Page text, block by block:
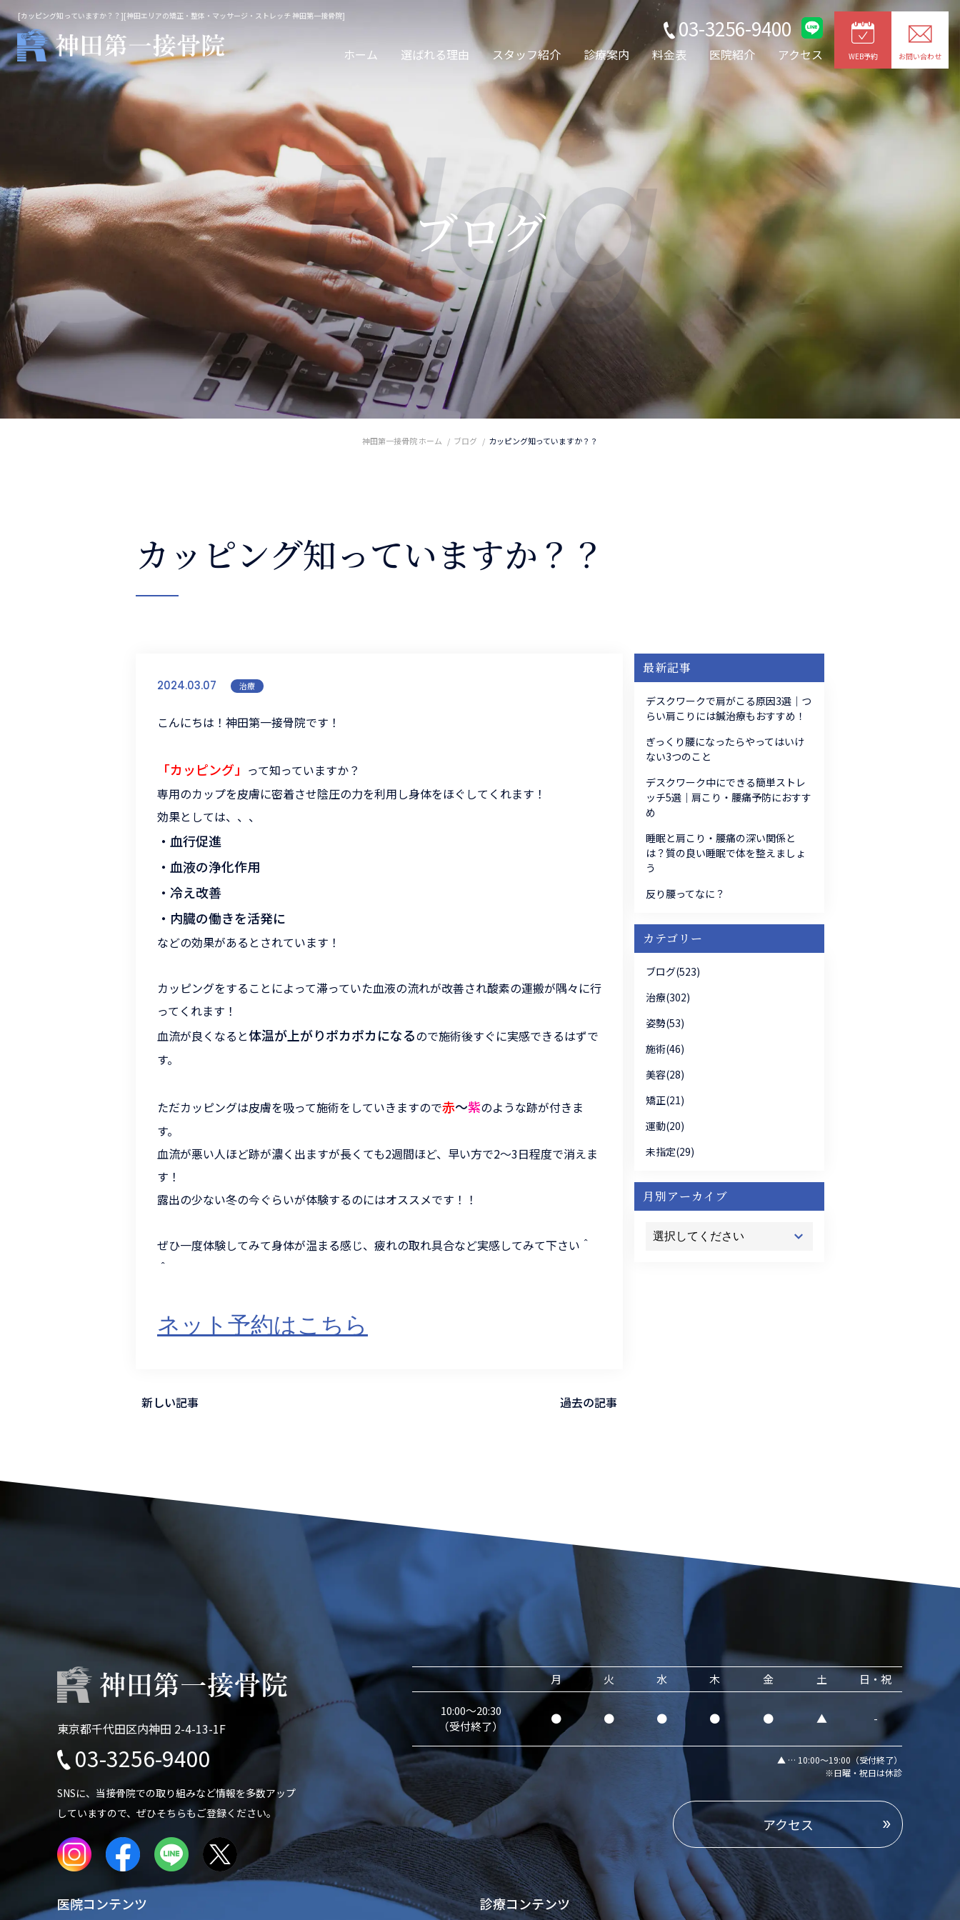
[カッピング知っていますか？？][神田エリアの矯正・整体・マッサージ・ストレッチ 神田第一接骨院] 03-3256-9400
ホーム 選ばれる理由 スタッフ紹介 診療案内
整体・鍼灸 マッサージ・保険診療 交通事故 JOYトレ・キャビプロ
院長施術 不眠治療・頭痛治療 カッピング・ストレッチ
整体コラム
料金表 医院紹介 アクセス WEB予約 お問い合わせ
Blog
ブログ
神田第一接骨院 ホーム ブログ カッピング知っていますか？？
カッピング知っていますか？？
2024.03.07 治療
こんにちは！神田第一接骨院です！
「カッピング」 って知っていますか？
専用のカップを皮膚に密着させ陰圧の力を利用し身体をほぐしてくれます！
効果としては、、、
・血行促進
・血液の浄化作用
・冷え改善
・内臓の働きを活発に
などの効果があるとされています！
カッピングをすることによって滞っていた血液の流れが改善され酸素の運搬が隅々に行
ってくれます！
血流が良くなると体温が上がりポカポカになるので施術後すぐに実感できるはずで
す。
ただカッピングは皮膚を吸って施術をしていきますので赤～紫のような跡が付きま
す。
血流が悪い人ほど跡が濃く出ますが長くても2週間ほど、早い方で2～3日程度で消えま
す！
露出の少ない冬の今ぐらいが体験するのにはオススメです！！
ぜひ一度体験してみて身体が温まる感じ、疲れの取れ具合など実感してみて下さい＾
＾
ネット予約はこちら
新しい記事 過去の記事
最新記事
デスクワークで肩がこる原因3選｜つ
らい肩こりには鍼治療もおすすめ！
ぎっくり腰になったらやってはいけ
ない3つのこと
デスクワーク中にできる簡単ストレ
ッチ5選｜肩こり・腰痛予防におすす
め
睡眠と肩こり・腰痛の深い関係と
は？質の良い睡眠で体を整えましょ
う
反り腰ってなに？
カテゴリー
ブログ(523)
治療(302)
姿勢(53)
施術(46)
美容(28)
矯正(21)
運動(20)
未指定(29)
月別アーカイブ
東京都千代田区内神田 2-4-13-1F
03-3256-9400
SNSに、当接骨院での取り組みなど情報を多数アップ
していますので、 ぜひそちらもご登録ください。
月 火 水 木 金 土 日・祝
10:00～20:30
（受付終了）
● ● ● ● ● ▲ -
▲ … 10:00～19:00（受付終了）
※日曜・祝日は休診
アクセス
医院コンテンツ 診療コンテンツ